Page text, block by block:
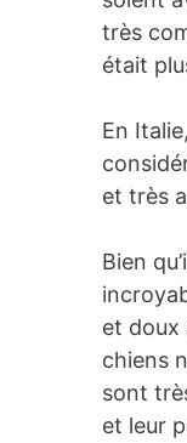
très
était
En
et très
Bien
et doux
chiens
sont
et leur